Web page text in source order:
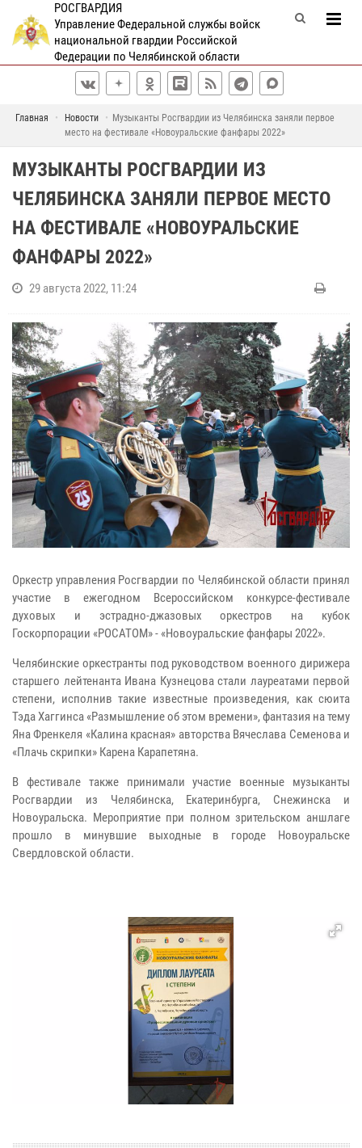
РОСГВАРДИЯ
Управление Федеральной службы войск
национальной гвардии Российской
Федерации по Челябинской области
Главная Новости
Музыканты Росгвардии из Челябинска заняли первое
место на фестивале «Новоуральские фанфары 2022»
МУЗЫКАНТЫ РОСГВАРДИИ ИЗ
ЧЕЛЯБИНСКА ЗАНЯЛИ ПЕРВОЕ МЕСТО
НА ФЕСТИВАЛЕ «НОВОУРАЛЬСКИЕ
ФАНФАРЫ 2022»
29 августа 2022, 11:24
Оркестр управления Росгвардии по Челябинской области принял
участие в ежегодном Всероссийском конкурсе-фестивале
духовых и эстрадно-джазовых оркестров на кубок
Госкорпорации «РОСАТОМ» - «Новоуральские фанфары 2022».
Челябинские оркестранты под руководством военного дирижера
старшего лейтенанта Ивана Кузнецова стали лауреатами первой
степени, исполнив такие известные произведения, как сюита
Тэда Хаггинса «Размышление об этом времени», фантазия на тему
Яна Френкеля «Калина красная» авторства Вячеслава Семенова и
«Плачь скрипки» Карена Карапетяна.
В фестивале также принимали участие военные музыканты
Росгвардии из Челябинска, Екатеринбурга, Снежинска и
Новоуральска. Мероприятие при полном зрительском аншлаге
прошло в минувшие выходные в городе Новоуральске
Свердловской области.